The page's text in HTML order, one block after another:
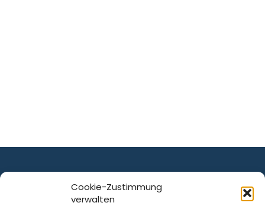
Cookie-Zustimmung
verwalten